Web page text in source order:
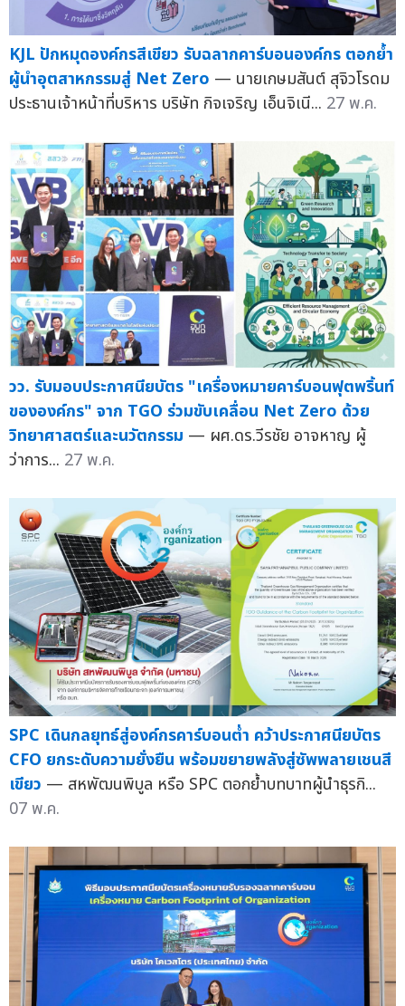
KJL ปักหมุดองค์กรสีเขียว รับฉลากคาร์บอนองค์กร ตอกย้ำ
ผู้นำอุตสาหกรรมสู่ Net Zero — นายเกษมสันต์ สุจิวโรดม
ประธานเจ้าหน้าที่บริหาร บริษัท กิจเจริญ เอ็นจิเนี... 27 พ.ค.
วว. รับมอบประกาศนียบัตร "เครื่องหมายคาร์บอนฟุตพริ้นท์
ขององค์กร" จาก TGO ร่วมขับเคลื่อน Net Zero ด้วย
วิทยาศาสตร์และนวัตกรรม — ผศ.ดร.วีรชัย อาจหาญ ผู้
ว่าการ... 27 พ.ค.
SPC เดินกลยุทธ์สู่องค์กรคาร์บอนต่ำ คว้าประกาศนียบัตร
CFO ยกระดับความยั่งยืน พร้อมขยายพลังสู่ซัพพลายเชนสี
เขียว — สหพัฒนพิบูล หรือ SPC ตอกย้ำบทบาทผู้นำธุรกิ...
07 พ.ค.